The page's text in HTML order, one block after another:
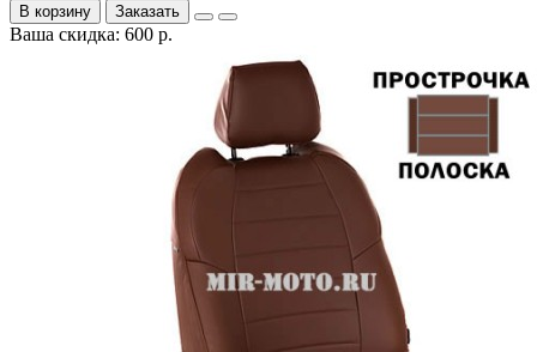
В корзину Заказать
Ваша скидка: 600 р.